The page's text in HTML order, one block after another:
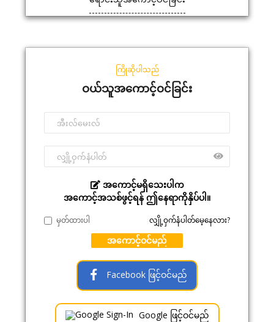
ကြိုဆိုပါသည်
ဝယ်သူအကောင့်ဝင်ခြင်း
အကောင့်မရှိသေးပါက
အကောင့်အသစ်ဖွင့်ရန် ဤနေရာကိုနှိပ်ပါ။
မှတ်ထားပါ လျှို့ဝှက်နံပါတ်မေ့နေလား?
အကောင့်ဝင်မည်
Facebook ဖြင့်ဝင်မည်
Google ဖြင့်ဝင်မည်